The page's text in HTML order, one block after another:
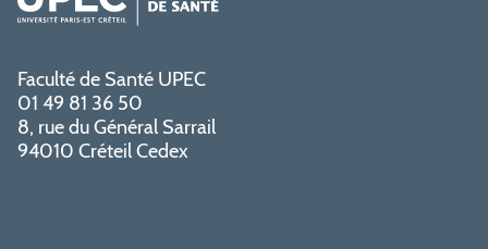
Faculté de Santé UPEC
01 49 81 36 50
8, rue du Général Sarrail
94010 Créteil Cedex